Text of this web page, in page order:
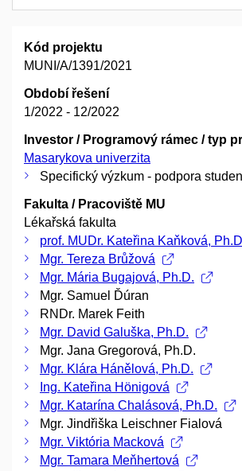
Kód projektu
MUNI/A/1391/2021
Období řešení
1/2022 - 12/2022
Investor / Programový rámec / typ
Masarykova univerzita
Specifický výzkum - podpora
Fakulta / Pracoviště MU
Lékařská fakulta
prof. MUDr. Kateřina Kaňková,
Mgr. Tereza Brůžová
Mgr. Mária Bugajová, Ph.D.
Mgr. Samuel Ďúran
RNDr. Marek Feith
Mgr. David Galuška, Ph.D.
Mgr. Jana Gregorová, Ph.D.
Mgr. Klára Hánělová, Ph.D.
Ing. Kateřina Hönigová
Mgr. Katarína Chalásová, Ph.D.
Mgr. Jindřiška Leischner Fialová
Mgr. Viktória Macková
Mgr. Tamara Meňhertová